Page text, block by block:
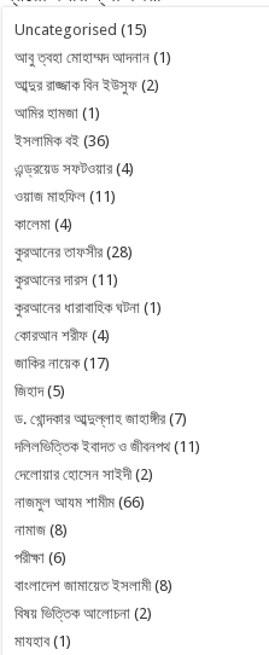
Uncategorised (15)
আবু ত্বহা মোহাম্মদ আদনান (1)
আব্দুর রাজ্জাক বিন ইউসুফ (2)
আমির হামজা (1)
ইসলামিক বই (36)
এন্ড্রয়েড সফটওয়ার (4)
ওয়াজ মাহফিল (11)
কালেমা (4)
কুরআনের তাফসীর (28)
কুরআনের দারস (11)
কুরআনের ধারাবাহিক ঘটনা (1)
কোরআন শরীফ (4)
জাকির নায়েক(17)
জিহাদ(5)
ড. খোন্দকার আব্দুল্লাহ জাহাঙ্গীর (7)
দলিলভিত্তিক ইবাদত ও জীবনপথ(11)
দেলোয়ার হোসেন সাইদী(2)
নাজমুল আযম শামীম (66)
নামাজ (8)
পরীক্ষা (6)
বাংলাদেশ জামায়েত ইসলামী(8)
বিষয় ভিত্তিক আলোচনা (2)
মাযহাব (1)